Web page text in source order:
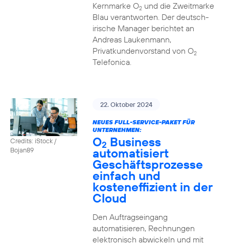
Kernmarke O2und die Zweitmarke
Blau verantworten. Der deutsch-
irische Manager berichtet an
Andreas Laukenmann,
Privatkundenvorstand von O2
Telefonica.
Credits: iStock /
Bojan89
22. Oktober 2024
NEUES FULL-SERVICE-PAKET FÜR
UNTERNEHMEN:
O2 Business
automatisiert
Geschäftsprozesse
einfach und
kosteneffizient in der
Cloud
Den Auftragseingang
automatisieren, Rechnungen
elektronisch abwickeln und mit